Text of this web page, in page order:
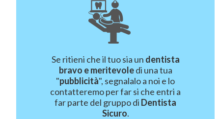
Se ritieni che il tuo sia un dentista
bravo e meritevoledi una tua
"pubblicità", segnalalo a noi e lo
contatteremo per far si che entri a
far parte del gruppo di Dentista
Sicuro.